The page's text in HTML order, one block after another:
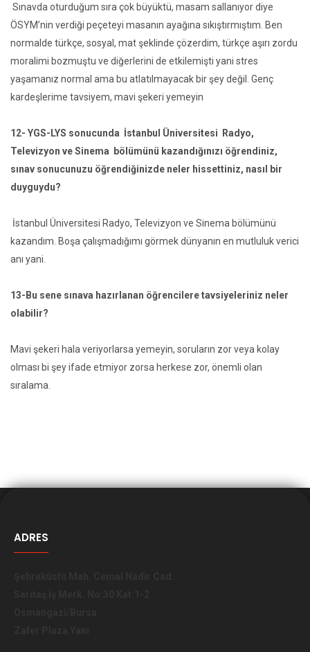
Sınavda oturduğum sıra çok büyüktü, masam sallanıyor diye
ÖSYM’nin verdiği peçeteyi masanın ayağına sıkıştırmıştım. Ben
normalde türkçe, sosyal, mat şeklinde çözerdim, türkçe aşırı zordu
moralimi bozmuştu ve diğerlerini de etkilemişti yani stres
yaşamanız normal ama bu atlatılmayacak bir şey değil. Genç
kardeşlerime tavsiyem, mavi şekeri yemeyin
12- YGS-LYS sonucunda İstanbul Üniversitesi Radyo,
Televizyon ve Sinema bölümünü kazandığınızı öğrendiniz,
sınav sonucunuzu öğrendiğinizde neler hissettiniz, nasıl bir
duyguydu?
İstanbul Üniversitesi Radyo, Televizyon ve Sinema bölümünü
kazandım. Boşa çalışmadığımı görmek dünyanın en mutluluk verici
anı yani.
13-Bu sene sınava hazırlanan öğrencilere tavsiyeleriniz neler
olabilir?
Mavi şekeri hala veriyorlarsa yemeyin, soruların zor veya kolay
olması bi şey ifade etmiyor zorsa herkese zor, önemli olan
sıralama.
ADRES